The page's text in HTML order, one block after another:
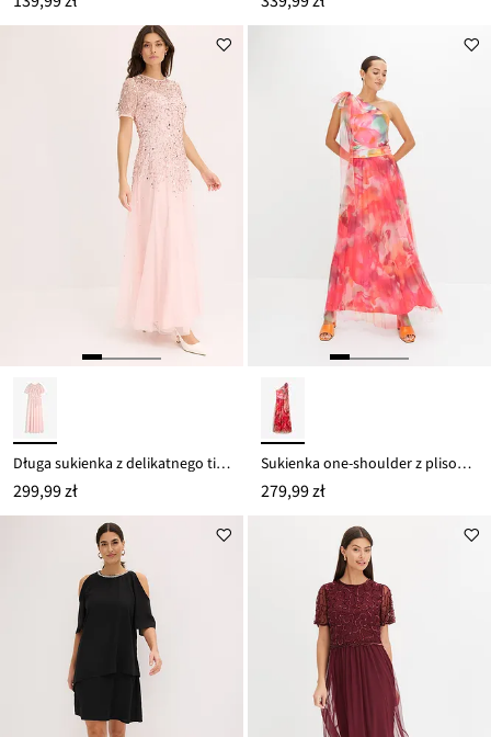
Długa sukienka z delikatnego tiulu, z haftem z cekinów
299,99 zł
Sukienka one-shoulder z plisowaną częścią spódnicową z tiulu
279,99 zł